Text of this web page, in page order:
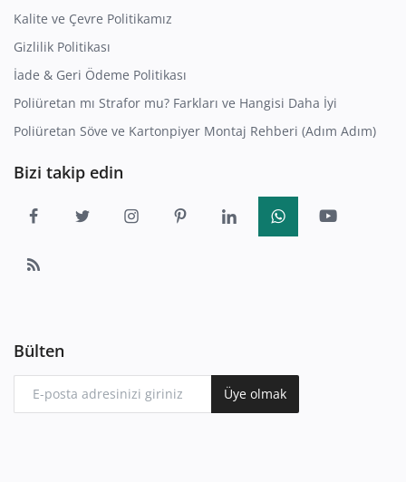
Kalite ve Çevre Politikamız
Gizlilik Politikası
İade & Geri Ödeme Politikası
Poliüretan mı Strafor mu? Farkları ve Hangisi Daha İyi
Poliüretan Söve ve Kartonpiyer Montaj Rehberi (Adım Adım)
Bizi takip edin
Bülten
Üye olmak